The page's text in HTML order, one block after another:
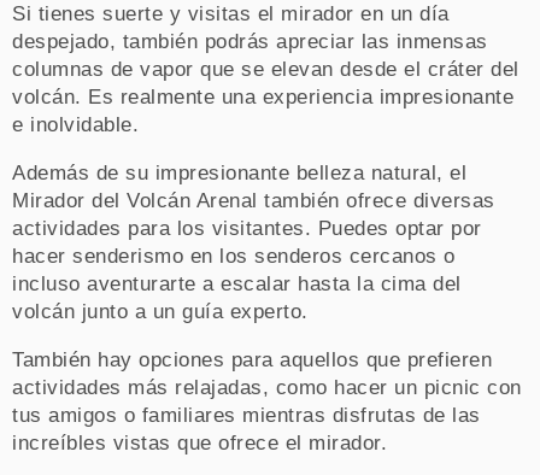
Si tienes suerte y visitas el mirador en un día
despejado, también podrás apreciar las inmensas
columnas de vapor que se elevan desde el cráter del
volcán. Es realmente una experiencia impresionante
e inolvidable.
Además de su impresionante belleza natural, el
Mirador del Volcán Arenal también ofrece diversas
actividades para los visitantes. Puedes optar por
hacer senderismo en los senderos cercanos o
incluso aventurarte a escalar hasta la cima del
volcán junto a un guía experto.
También hay opciones para aquellos que prefieren
actividades más relajadas, como hacer un picnic con
tus amigos o familiares mientras disfrutas de las
increíbles vistas que ofrece el mirador.